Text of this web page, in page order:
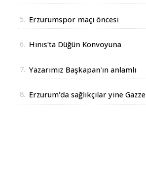
5. Erzurumspor maçı öncesi
6. Hınıs'ta Düğün Konvoyuna
7. Yazarımız Başkapan'ın anlamlı
8. Erzurum'da sağlıkçılar yine Gazze